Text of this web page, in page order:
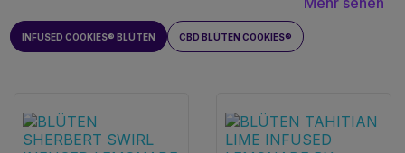
aromatische und wirkungsbezogene Kraft vereint. Die Marke in ihrer
intensivsten Ausdrucksform.
CBD BLÜTEN COOKIES®
INFUSED COOKIES® BLÜTEN